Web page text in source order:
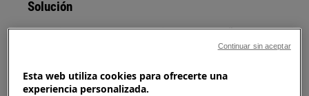
Solución
Los fusibles pueden saltar debido a cables dañados,
agua, cableado defectuoso, circuitos sobrecargados u
En caso de problemas de instalación eléctrica
Esta web utiliza cookies para ofrecerte una
experiencia personalizada.
Continuar sin aceptar